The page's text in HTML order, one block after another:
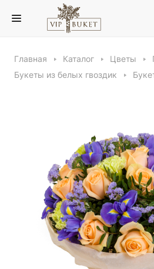
Главная Каталог Цветы
Букеты из белых гвоздик